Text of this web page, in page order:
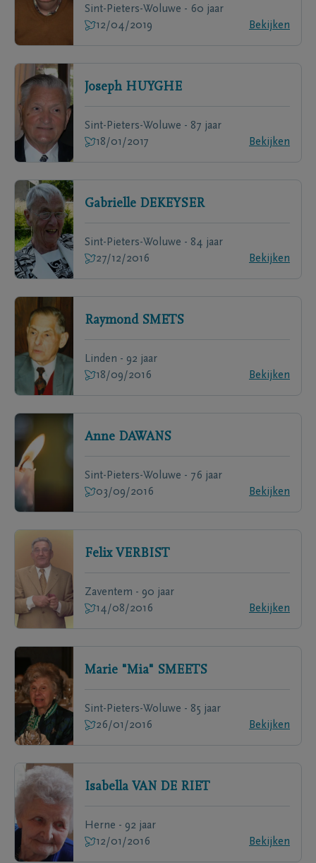
Sint-Pieters-Woluwe - 60 jaar
12/04/2019
Bekijken
Joseph HUYGHE
Sint-Pieters-Woluwe - 87 jaar
18/01/2017
Bekijken
Gabrielle DEKEYSER
Sint-Pieters-Woluwe - 84 jaar
27/12/2016
Bekijken
Raymond SMETS
Linden - 92 jaar
18/09/2016
Bekijken
Anne DAWANS
Sint-Pieters-Woluwe - 76 jaar
03/09/2016
Bekijken
Felix VERBIST
Zaventem - 90 jaar
14/08/2016
Bekijken
Marie "Mia" SMEETS
Sint-Pieters-Woluwe - 85 jaar
26/01/2016
Bekijken
Isabella VAN DE RIET
Herne - 92 jaar
12/01/2016
Bekijken